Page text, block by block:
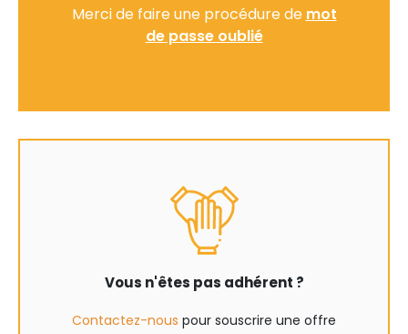
Merci de faire une procédure de mot
de passe oublié
Vous n'êtes pas adhérent ?
Contactez-nous pour souscrire une offre